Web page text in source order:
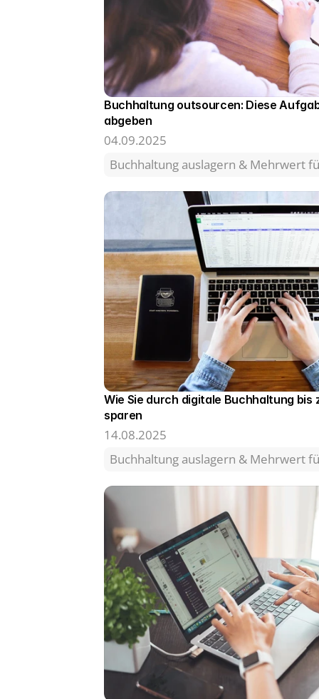
Buchhaltung outsourcen: Diese
abgeben
04.09.2025
Buchhaltung auslagern & Mehrwert
Wie Sie durch digitale Buchhaltung bis
sparen
14.08.2025
Buchhaltung auslagern & Mehrwert